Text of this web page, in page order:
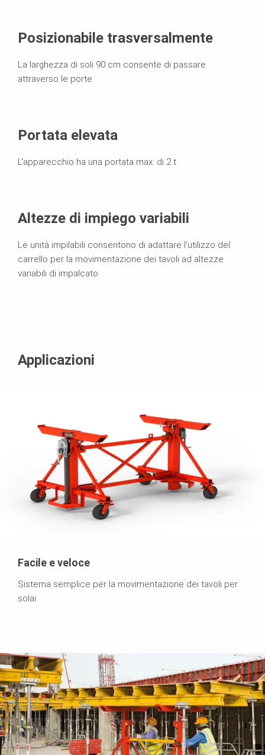
Posizionabile trasversalmente
La larghezza di soli 90 cm consente di passare
attraverso le porte
Portata elevata
L'apparecchio ha una portata max. di 2 t
Altezze di impiego variabili
Le unità impilabili consentono di adattare l'utilizzo del
carrello per la movimentazione dei tavoli ad altezze
variabili di impalcato
Applicazioni
Facile e veloce
Sistema semplice per la movimentazione dei tavoli per
solai